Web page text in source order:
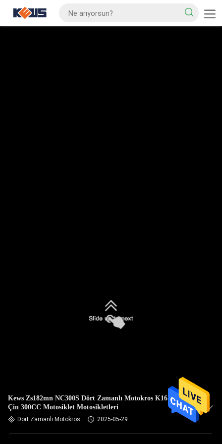
Kews Zs182mn NC300S Dört Zamanlı Motokros K16 Modeli
Çin 300CC Motosiklet Motosikletleri
Dört Zamanlı Motokros 2025-05-29